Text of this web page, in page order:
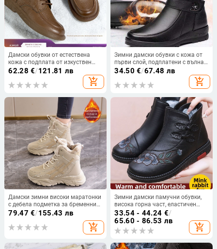
Дамски обувки от естествена
кожа с подплата от изкуствен
пух, гумена подметка, висок връх,
62.28 €/121.81 лв
add_shopping_cart
Зимни дамски обувки с кожа от
първи слой, подплатени с вълна,
гумена несхлъзваща подметка,
34.50 €/67.48 лв
add_shopping_cart
Дамски зимни високи маратонки
с дебела подметка за бременни
жени, които създават усещане за
акане, големи памучни обувки,
големи размери 41 до 43
79.47 €/155.43 лв
add_shopping_cart
Зимни дамски памучни обувки,
висока горна част, еластичен
Slip-On, синтетична кожа в горния
слой, гумена подметка
33.54 - 44.24 €/
65.60 - 86.53 лв
add_shopping_cart